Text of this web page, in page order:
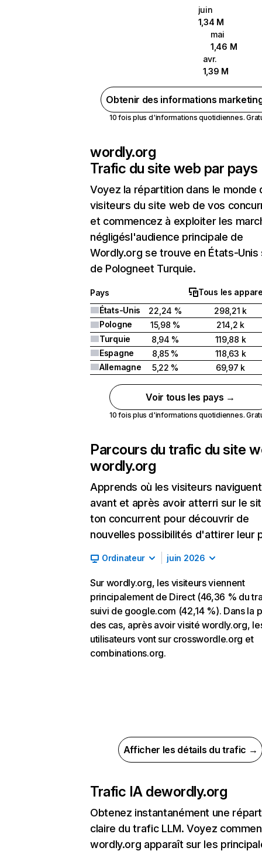
juin
1,34 M
mai
1,46 M
avr.
1,39 M
Obtenir des informations
10 fois plus d'informations quotidiennes.
wordly.org
Trafic du site web par pays
Voyez la répartition dans le monde
visiteurs du site web de vos
et commencez à exploiter les
négligésl'audience principale de
Wordly.org se trouve en États-Unis
de Pologneet Turquie.
Pays
Tous les
États-Unis
22,24 %
298,21 k
Pologne
15,98 %
214,2 k
Turquie
8,94 %
119,88 k
Espagne
8,85 %
118,63 k
Allemagne
5,22 % 69,97 k
Voir tous les pays →
10 fois plus d'informations quotidiennes.
Parcours du trafic du site
wordly.org
Apprends où les visiteurs naviguent
avant et après avoir atterri sur le
ton concurrent pour découvrir de
nouvelles possibilités d'attirer leur
Ordinateur juin 2026
Sur wordly.org, les visiteurs viennent
principalement de Direct (46,36 % du
suivi de google.com (42,14 %). Dans la
des cas, après avoir visité wordly.org,
utilisateurs vont sur crosswordle.org et
combinations.org.
Afficher les détails du trafic →
Trafic IA dewordly.org
Obtenez instantanément une
claire du trafic LLM. Voyez
wordly.org apparaît sur les